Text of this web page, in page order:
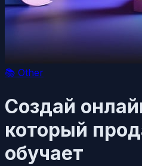
📚 Other
Создай
который
обучает